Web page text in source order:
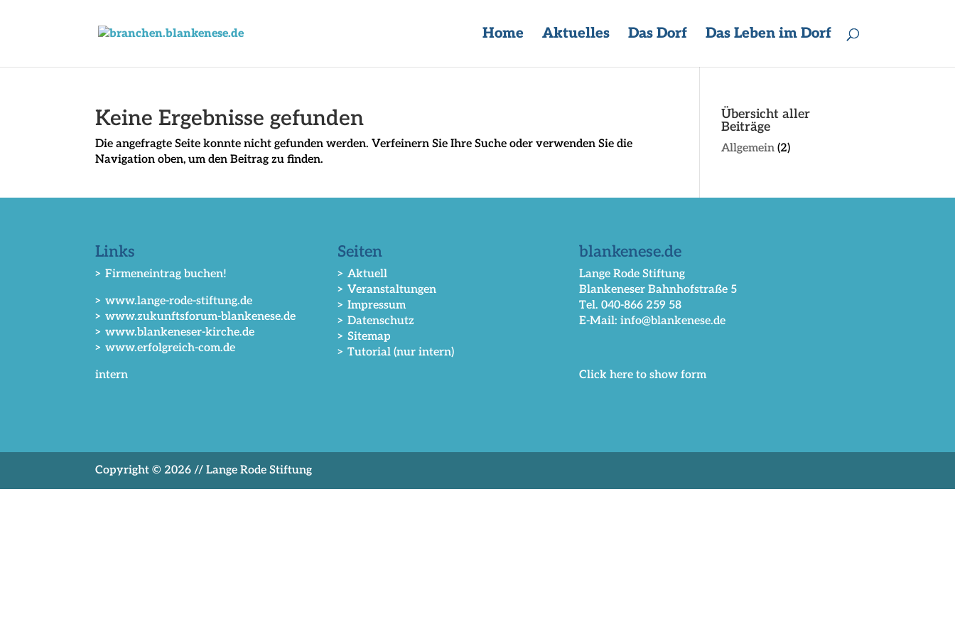
Home Aktuelles Das Dorf Das Leben im Dorf
Keine Ergebnisse gefunden
Die angefragte Seite konnte nicht gefunden werden. Verfeinern Sie Ihre Suche oder verwenden Sie die
Navigation oben, um den Beitrag zu finden.
Übersicht aller
Beiträge
Allgemein (2)
Links
> Firmeneintrag buchen!
> www.lange-rode-stiftung.de
> www.zukunftsforum-blankenese.de
> www.blankeneser-kirche.de
> www.erfolgreich-com.de
intern
Seiten
> Aktuell
> Veranstaltungen
> Impressum
> Datenschutz
> Sitemap
> Tutorial (nur intern)
blankenese.de
Lange Rode Stiftung
Blankeneser Bahnhofstraße 5
Tel. 040-866 259 58
E-Mail: info@blankenese.de
Click here to show form
Copyright © 2026 // Lange Rode Stiftung